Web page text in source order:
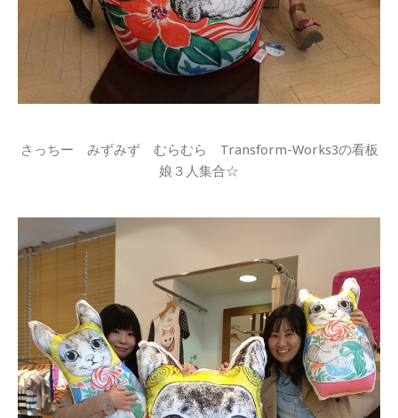
さっちー みずみず むらむら Transform-Works3の看板
娘３人集合☆